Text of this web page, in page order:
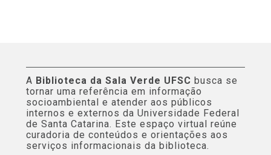
A Biblioteca da Sala Verde UFSC busca se
tornar uma referência em informação
socioambiental e atender aos públicos
internos e externos da Universidade Federal
de Santa Catarina. Este espaço virtual reúne
curadoria de conteúdos e orientações aos
serviços informacionais da biblioteca.